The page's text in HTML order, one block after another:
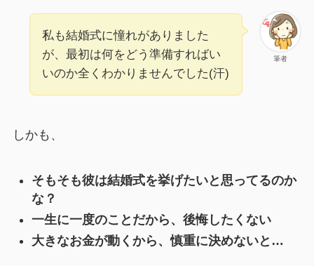
筆者
私も結婚式に憧れがありました
が、最初は何をどう準備すればい
いのか全くわかりませんでした(汗)
しかも、
そもそも彼は結婚式を挙げたいと思ってるのか
な？
一生に一度のことだから、後悔したくない
大きなお金が動くから、慎重に決めないと…